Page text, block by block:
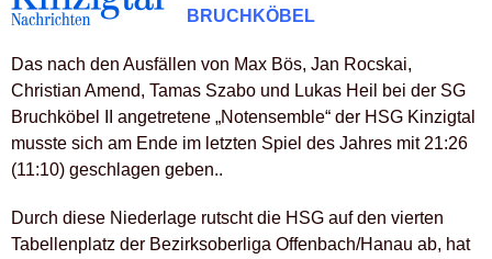
BRUCHKÖBEL
Das nach den Ausfällen von Max Bös, Jan Rocskai,
Christian Amend, Tamas Szabo und Lukas Heil bei der SG
Bruchköbel II angetretene „Notensemble“ der HSG Kinzigtal
musste sich am Ende im letzten Spiel des Jahres mit 21:26
(11:10) geschlagen geben..
Durch diese Niederlage rutscht die HSG auf den vierten
Tabellenplatz der Bezirksoberliga Offenbach/Hanau ab, hat